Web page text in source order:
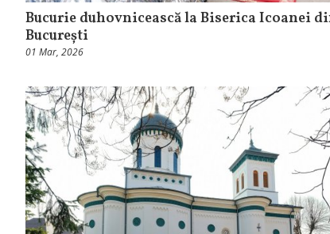
Bucurie duhovnicească la Biserica Icoanei
București
01 Mar, 2026